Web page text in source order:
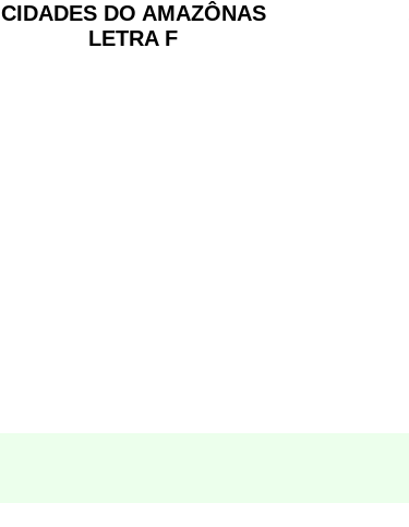
CIDADES DO AMAZÔNAS
LETRA F